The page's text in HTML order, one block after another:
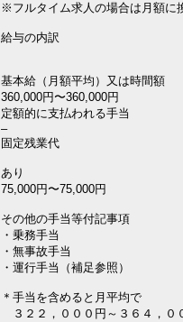
※フルタイム求人の場合は月額に
給与の内訳
基本給（月額平均）又は時間額
360,000円〜360,000円
定額的に支払われる手当
–
固定残業代
あり
75,000円〜75,000円
その他の手当等付記事項
・乗務手当
・無事故手当
・運行手当（補足参照）
＊手当を含めると月平均で
３２２，０００円～３６４，０